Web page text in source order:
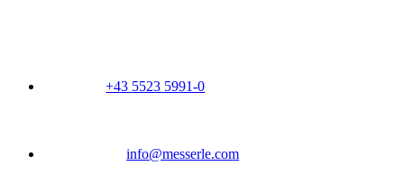
+43 5523 5991-0
info@messerle.com